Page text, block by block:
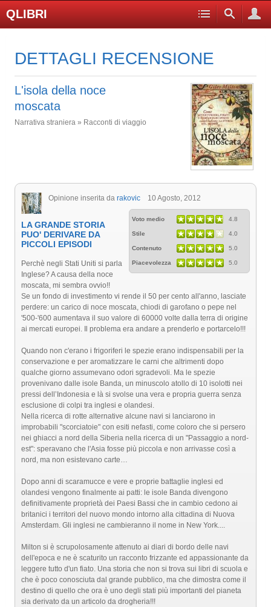
QLIBRI
DETTAGLI RECENSIONE
L'isola della noce
moscata
Narrativa straniera » Racconti di viaggio
Opinione inserita da rakovic 10 Agosto, 2012
Voto medio 4.8
Stile 4.0
Contenuto 5.0
Piacevolezza 5.0
LA GRANDE STORIA
PUO' DERIVARE DA
PICCOLI EPISODI
Perchè negli Stati Uniti si parla
Inglese? A causa della noce
moscata, mi sembra ovvio!!
Se un fondo di investimento vi rende il 50 per cento all'anno, lasciate
perdere: un carico di noce moscata, chiodi di garofano o pepe nel
'500-'600 aumentava il suo valore di 60000 volte dalla terra di origine
ai mercati europei. Il problema era andare a prenderlo e portarcelo!!!
Quando non c'erano i frigoriferi le spezie erano indispensabili per la
conservazione e per aromatizzare le carni che altrimenti dopo
qualche giorno assumevano odori sgradevoli. Ma le spezie
provenivano dalle isole Banda, un minuscolo atollo di 10 isolotti nei
pressi dell’Indonesia e là si svolse una vera e propria guerra senza
esclusione di colpi tra inglesi e olandesi.
Nella ricerca di rotte alternative alcune navi si lanciarono in
improbabili "scorciatoie" con esiti nefasti, come coloro che si persero
nei ghiacci a nord della Siberia nella ricerca di un "Passaggio a nord-
est": speravano che l'Asia fosse più piccola e non arrivasse così a
nord, ma non esistevano carte…
Dopo anni di scaramucce e vere e proprie battaglie inglesi ed
olandesi vengono finalmente ai patti: le isole Banda divengono
definitivamente proprietà dei Paesi Bassi che in cambio cedono ai
britanici i territori del nuovo mondo intorno alla cittadina di Nuova
Amsterdam. Gli inglesi ne cambieranno il nome in New York....
Milton si è scrupolosamente attenuto ai diari di bordo delle navi
dell'epoca e ne è scaturito un racconto frizzante ed appassionante da
leggere tutto d'un fiato. Una storia che non si trova sui libri di scuola e
che è poco conosciuta dal grande pubblico, ma che dimostra come il
destino di quello che ora è uno degli stati più importanti del pianeta
sia derivato da un articolo da drogheria!!!